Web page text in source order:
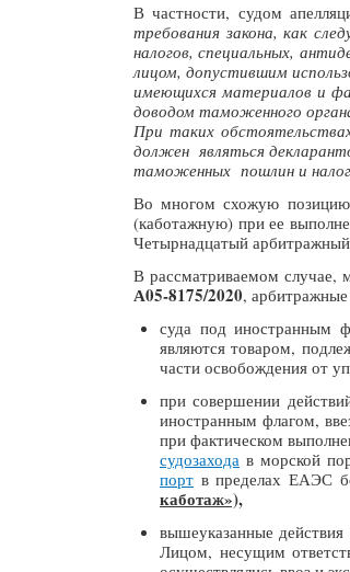
В частности, судом
требования закона, как
налогов, специальных,
лицом, допустившим
имеющихся материалов и
доводом таможенного
При таких
должен являться
таможенных пошлин и
Во многом схожую позицию
(каботажную) при ее
Четырнадцатый
В рассматриваемом случае,
А05-8175/2020,
суда под иностранным
являются товаром,
части освобождения от
при совершении
иностранным флагом,
при фактическом
судозахода в морской
порт в пределах ЕАЭС
каботаж»),
вышеуказанные
Лицом, несущим